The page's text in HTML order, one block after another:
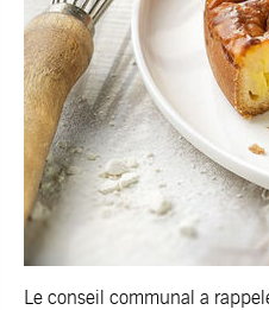
Le conseil communal a